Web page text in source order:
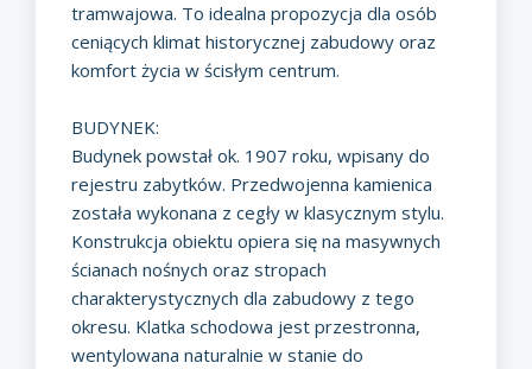
tramwajowa. To idealna propozycja dla osób
ceniących klimat historycznej zabudowy oraz
komfort życia w ścisłym centrum.
BUDYNEK:
Budynek powstał ok. 1907 roku, wpisany do
rejestru zabytków. Przedwojenna kamienica
została wykonana z cegły w klasycznym stylu.
Konstrukcja obiektu opiera się na masywnych
ścianach nośnych oraz stropach
charakterystycznych dla zabudowy z tego
okresu. Klatka schodowa jest przestronna,
wentylowana naturalnie w stanie do